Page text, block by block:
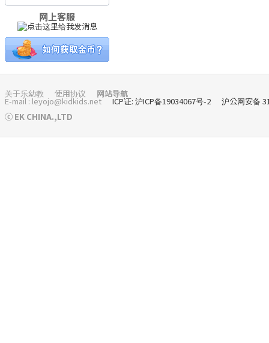
网上客服
关于乐幼教 使用协议 网站导航
E-mail : leyojo@kidkids.net ICP证: 沪ICP备19034067号-2
沪公网安备
ⓒ EK CHINA.,LTD